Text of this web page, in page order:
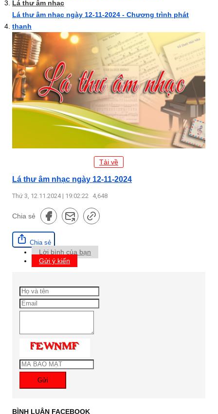
Lá thư âm nhạc
Lá thư âm nhạc ngày 12-11-2024 - Chương trình phát
thanh
Tải về
Lá thư âm nhạc ngày 12-11-2024
Thứ 3, 12.11.2024 | 19:02:22 4,648
Chia sẻ
Chia sẻ
Lời bình của bạn
Gửi ý kiến
Gửi
BÌNH LUẬN FACEBOOK